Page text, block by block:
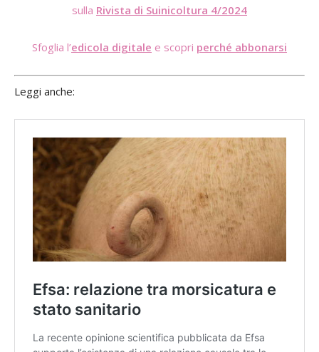
sulla Rivista di Suinicoltura 4/2024
Sfoglia l’edicola digitale e scopri perché abbonarsi
Leggi anche: